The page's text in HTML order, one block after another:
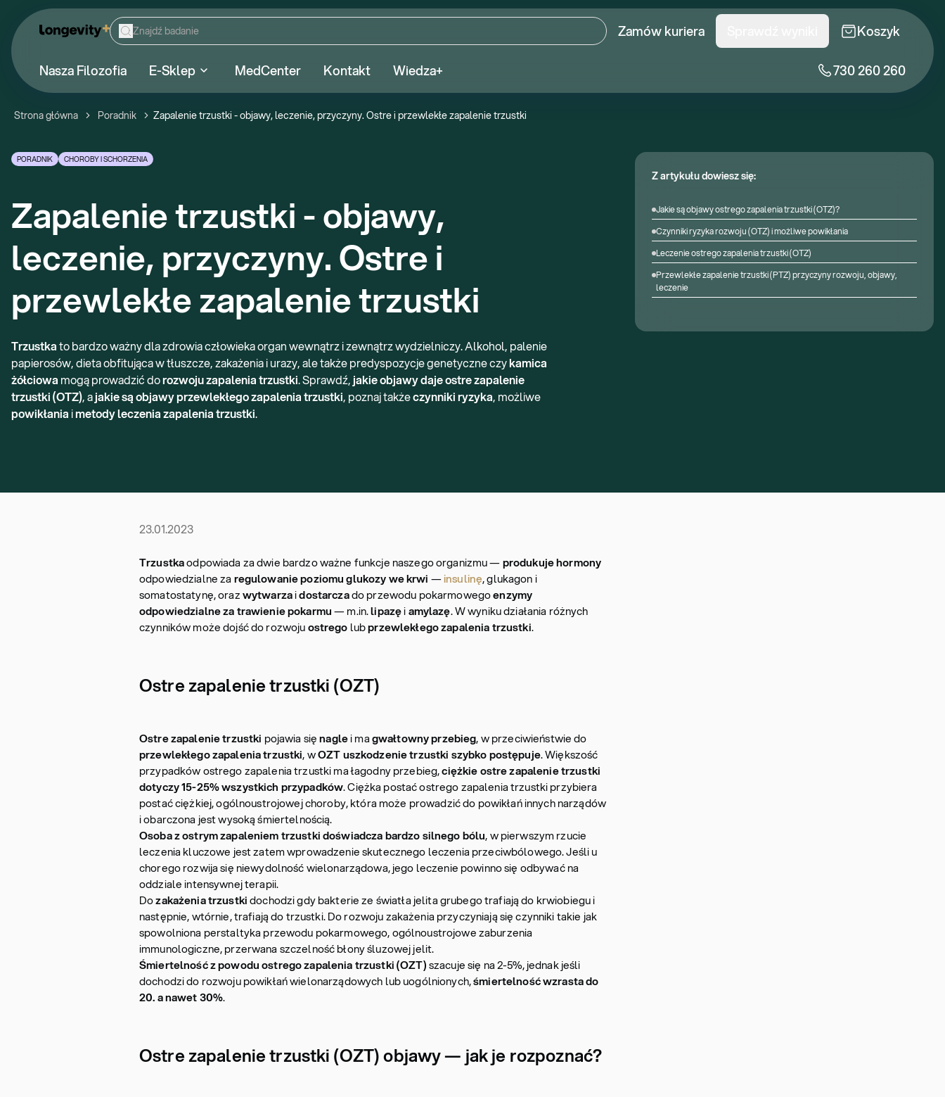
Zamów kuriera Koszyk
Nasza Filozofia E-Sklep MedCenter Kontakt Wiedza+ 730 260 260
Strona główna Poradnik Zapalenie trzustki - objawy, leczenie, przyczyny. Ostre i przewlekłe zapalenie trzustki
PORADNIK CHOROBY I SCHORZENIA
Zapalenie trzustki - objawy,
leczenie, przyczyny. Ostre i
przewlekłe zapalenie trzustki
Trzustkato bardzo ważny dla zdrowia człowieka organ wewnątrz i zewnątrz wydzielniczy. Alkohol, palenie
papierosów, dieta obfitująca w tłuszcze, zakażenia i urazy, ale także predyspozycje genetyczne czykamica
żółciowa mogą prowadzić dorozwoju zapalenia trzustki. Sprawdź, jakie objawy daje ostre zapalenie
trzustki (OTZ), ajakie są objawy przewlekłego zapalenia trzustki, poznaj takżeczynniki ryzyka, możliwe
powikłania imetody leczenia zapalenia trzustki.
Z artykułu dowiesz się:
Jakie są objawy ostrego zapalenia trzustki (OTZ)?
Czynniki ryzyka rozwoju (OTZ) i możliwe powikłania
Leczenie ostrego zapalenia trzustki (OTZ)
Przewlekłe zapalenie trzustki (PTZ) przyczyny rozwoju, objawy,
leczenie
23.01.2023
Trzustkaodpowiada za dwie bardzo ważne funkcje naszego organizmu — produkuje hormony
odpowiedzialne za regulowanie poziomu glukozy we krwi —insulinę, glukagon i
somatostatynę, orazwytwarzaidostarczado przewodu pokarmowegoenzymy
odpowiedzialne za trawienie pokarmu— m.in.lipazęiamylazę. W wyniku działania różnych
czynników może dojść do rozwojuostrego lubprzewlekłego zapalenia trzustki.
Ostre zapalenie trzustki (OZT)
Ostre zapalenie trzustki pojawia sięnaglei magwałtowny przebieg, w przeciwieństwie do
przewlekłego zapalenia trzustki, wOZT uszkodzenie trzustki szybko postępuje. Większość
przypadków ostrego zapalenia trzustki ma łagodny przebieg,ciężkie ostre zapalenie trzustki
dotyczy 15-25% wszystkich przypadków. Ciężka postać ostrego zapalenia trzustki przybiera
postać ciężkiej, ogólnoustrojowej choroby, która może prowadzić do powikłań innych narządów
i obarczona jest wysoką śmiertelnością.
Osoba z ostrym zapaleniem trzustki doświadcza bardzo silnego bólu, w pierwszym rzucie
leczenia kluczowe jest zatem wprowadzenie skutecznego leczenia przeciwbólowego. Jeśli u
chorego rozwija się niewydolność wielonarządowa, jego leczenie powinno się odbywać na
oddziale intensywnej terapii.
Dozakażenia trzustkidochodzi gdy bakterie ze światła jelita grubego trafiają do krwiobiegu i
następnie, wtórnie, trafiają do trzustki. Do rozwoju zakażenia przyczyniają się czynniki takie jak
spowolniona perstaltyka przewodu pokarmowego, ogólnoustrojowe zaburzenia
immunologiczne, przerwana szczelność błony śluzowej jelit.
Śmiertelność z powodu ostrego zapalenia trzustki (OZT)szacuje się na 2-5%, jednak jeśli
dochodzi do rozwoju powikłań wielonarządowych lub uogólnionych,śmiertelność wzrasta do
20. a nawet 30%.
Ostre zapalenie trzustki (OZT) objawy — jak je rozpoznać?